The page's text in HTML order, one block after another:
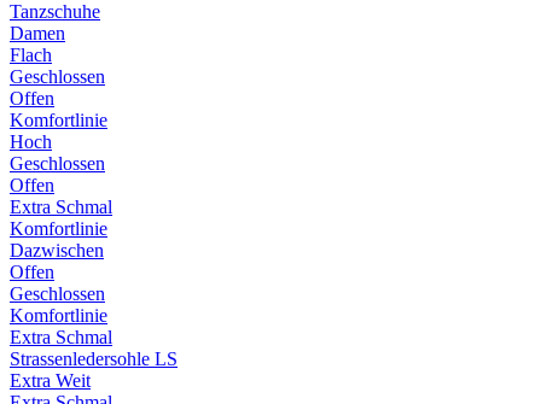
Tanzschuhe
Damen
Flach
Geschlossen
Offen
Komfortlinie
Hoch
Geschlossen
Offen
Extra Schmal
Komfortlinie
Dazwischen
Offen
Geschlossen
Komfortlinie
Extra Schmal
Strassenledersohle LS
Extra Weit